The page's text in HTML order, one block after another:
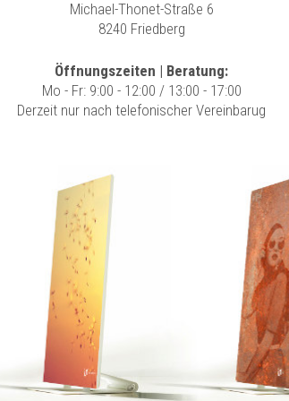
Michael-Thonet-Straße 6
8240 Friedberg
Öffnungszeiten | Beratung:
Mo - Fr: 9:00 - 12:00 / 13:00 - 17:00
Derzeit nur nach telefonischer Vereinbarug